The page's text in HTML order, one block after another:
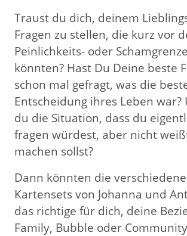
Traust du dich, deinem
Fragen zu stellen, die kurz vor
Peinlichkeits- oder
könnten? Hast Du Deine beste
schon mal gefragt, was die
Entscheidung ihres Leben
du die Situation, dass du
fragen würdest, aber nicht
machen sollst?
Dann könnten die
Kartensets von Johanna und
das richtige für dich, deine
Family, Bubble oder